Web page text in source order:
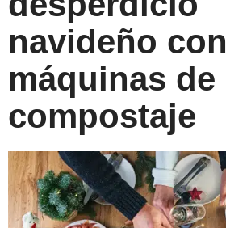
navideño con
máquinas de
compostaje